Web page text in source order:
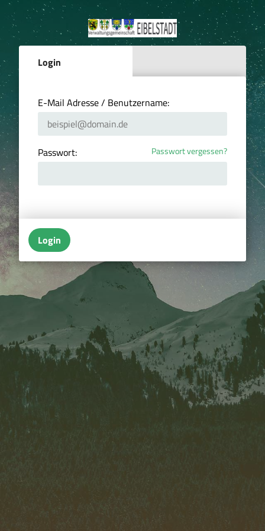
Login
E-Mail Adresse / Benutzername:
Passwort: Passwort vergessen?
Login